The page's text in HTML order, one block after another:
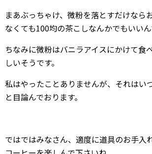
まあぶっちゃけ、微粉を落とすだけなら
なくても100均の茶こしなんかでもいい
ちなみに微粉はバニラアイスにかけて食
しいそうです。
私はやったことありませんが、それはい
と目論んでおります。
ではではみなさん、適度に道具のお手入